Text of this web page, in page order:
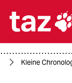

Kleine